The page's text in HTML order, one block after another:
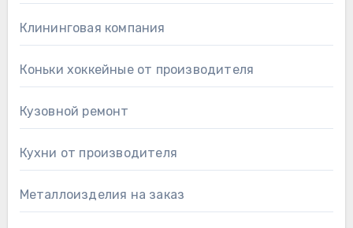
Клининговая компания
Коньки хоккейные от производителя
Кузовной ремонт
Кухни от производителя
Металлоизделия на заказ